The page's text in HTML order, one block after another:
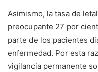
Asimismo, la tasa de
preocupante 27 por
parte de los pacientes
enfermedad. Por esta
vigilancia permanente